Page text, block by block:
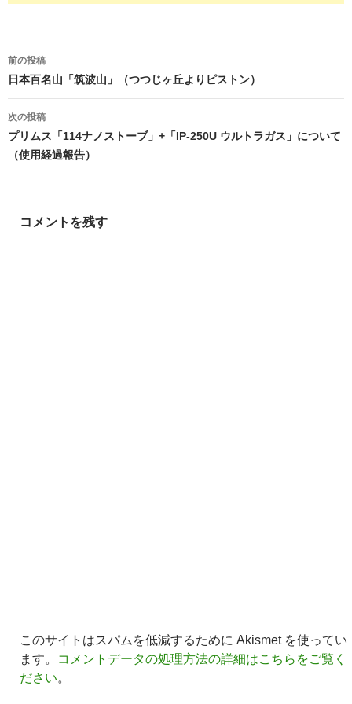
投
稿
ナ
ビ
ゲ
シ
前の投稿
日本百名山「筑波山」（つつじヶ丘よりピストン）
次の投稿
プリムス「114ナノストーブ」+「IP-250U ウルトラガス」について
（使用経過報告）
コメントを残す
このサイトはスパムを低減するために Akismet を使ってい
ます。
コメントデータの処理方法の詳細はこちらをご覧く
ださい。